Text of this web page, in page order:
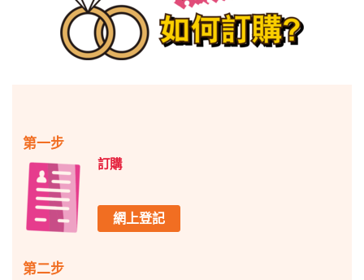
第一步
訂購
網上登記
第二步